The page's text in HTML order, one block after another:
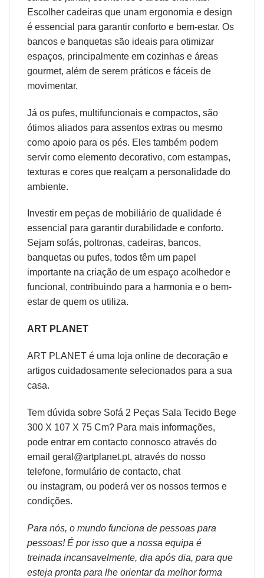
Escolher cadeiras que unam ergonomia e design
é essencial para garantir conforto e bem-estar. Os
bancos e banquetas são ideais para otimizar
espaços, principalmente em cozinhas e áreas
gourmet, além de serem práticos e fáceis de
movimentar.
Já os pufes, multifuncionais e compactos, são
ótimos aliados para assentos extras ou mesmo
como apoio para os pés. Eles também podem
servir como elemento decorativo, com estampas,
texturas e cores que realçam a personalidade do
ambiente.
Investir em peças de mobiliário de qualidade é
essencial para garantir durabilidade e conforto.
Sejam sofás, poltronas, cadeiras, bancos,
banquetas ou pufes, todos têm um papel
importante na criação de um espaço acolhedor e
funcional, contribuindo para a harmonia e o bem-
estar de quem os utiliza.
ART PLANET
ART PLANET é uma loja online de decoração e
artigos cuidadosamente selecionados para a sua
casa.
Tem dúvida sobre Sofá 2 Peças Sala Tecido Bege
300 X 107 X 75 Cm? Para mais informações,
pode entrar em contacto connosco através do
email geral@artplanet.pt, através do nosso
telefone, formulário de contacto, chat
ou instagram, ou poderá ver os nossos termos e
condições.
Para nós, o mundo funciona de pessoas para
pessoas! É por isso que a nossa equipa é
treinada incansavelmente, dia após dia, para que
esteja pronta para lhe orientar da melhor forma